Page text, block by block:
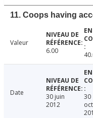
11. Coops having
Valeur
6.00
Date
30 juin
2012
30